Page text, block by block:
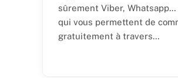
sûrement Viber,
qui vous permettent de
gratuitement à travers…